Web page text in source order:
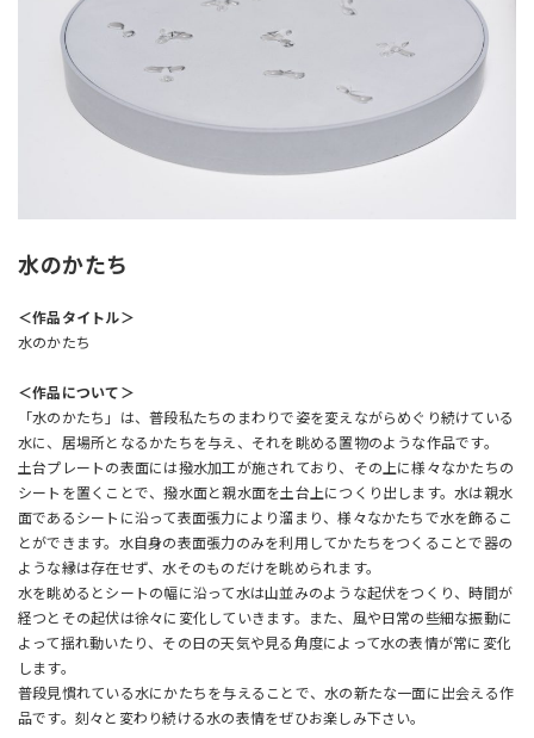
水のかたち
＜作品タイトル＞
水のかたち
＜作品について＞
「水のかたち」は、普段私たちのまわりで姿を変えながらめぐり続けている
水に、居場所となるかたちを与え、それを眺める置物のような作品です。
土台プレートの表面には撥水加工が施されており、その上に様々なかたちの
シートを置くことで、撥水面と親水面を土台上につくり出します。水は親水
面であるシートに沿って表面張力により溜まり、様々なかたちで水を飾るこ
とができます。水自身の表面張力のみを利用してかたちをつくることで器の
ような縁は存在せず、水そのものだけを眺められます。
水を眺めるとシートの幅に沿って水は山並みのような起伏をつくり、時間が
経つとその起伏は徐々に変化していきます。また、風や日常の些細な振動に
よって揺れ動いたり、その日の天気や見る角度によって水の表情が常に変化
します。
普段見慣れている水にかたちを与えることで、水の新たな一面に出会える作
品です。刻々と変わり続ける水の表情をぜひお楽しみ下さい。